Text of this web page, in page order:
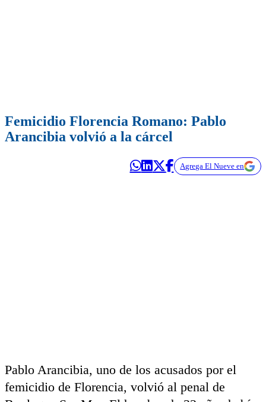
Femicidio Florencia Romano: Pablo
Arancibia volvió a la cárcel
Agrega El Nueve en
Pablo Arancibia, uno de los acusados por el
femicidio de Florencia, volvió al penal de